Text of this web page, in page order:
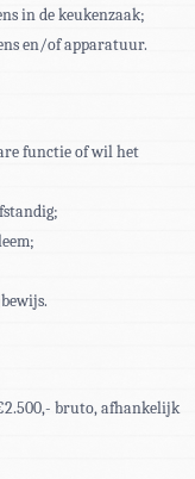
in de keukenzaak;
en/of apparatuur.
functie of wil het
bruto, afhankelijk